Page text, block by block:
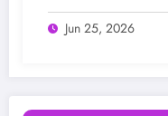
Jun 25, 2026